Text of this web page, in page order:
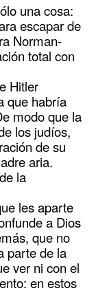
una cosa:
escapar de
Norman-
total con
Hitler
que habría
modo que la
los judíos,
de su
aria.
la
les aparte
a Dios
que no
parte de la
ver ni con el
en estos